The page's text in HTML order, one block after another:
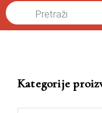
Naslovna
Products
search
Kategorije